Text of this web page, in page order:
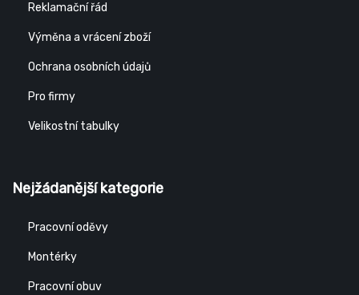
Reklamační řád
Výměna a vrácení zboží
Ochrana osobních údajů
Pro firmy
Velikostní tabulky
Nejžádanější kategorie
Pracovní oděvy
Montérky
Pracovní obuv